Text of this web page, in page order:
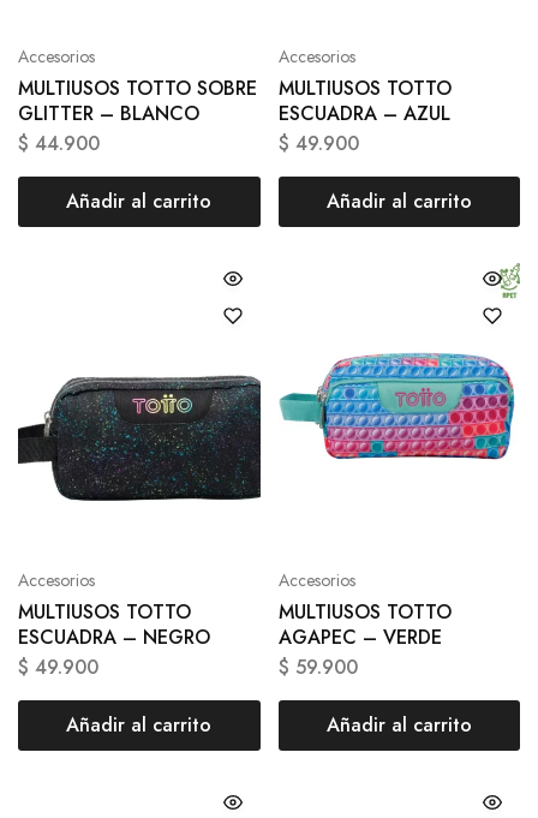
Accesorios
MULTIUSOS TOTTO SOBRE
GLITTER – BLANCO
$ 44.900
Añadir al carrito
Accesorios
MULTIUSOS TOTTO
ESCUADRA – AZUL
$ 49.900
Añadir al carrito
Accesorios
MULTIUSOS TOTTO
ESCUADRA – NEGRO
$ 49.900
Añadir al carrito
Accesorios
MULTIUSOS TOTTO
AGAPEC – VERDE
$ 59.900
Añadir al carrito